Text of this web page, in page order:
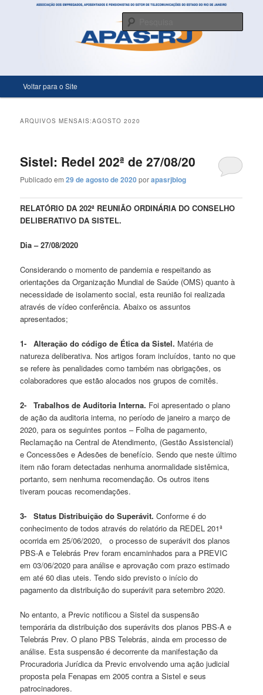
Só mais um site WordPress
Pular para o conteúdo principal
Pular para o conteúdo secundário
Voltar para o Site
ARQUIVOS MENSAIS:AGOSTO 2020
Sistel: Redel 202ª de 27/08/20
Publicado em29 de agosto de 2020porapasrjblog
RELATÓRIO DA 202ª REUNIÃO ORDINÁRIA DO CONSELHO
DELIBERATIVO DA SISTEL.
Dia – 27/08/2020
Considerando o momento de pandemia e respeitando as
orientações da Organização Mundial de Saúde (OMS) quanto à
necessidade de isolamento social, esta reunião foi realizada
através de vídeo conferência. Abaixo os assuntos
apresentados;
1-Alteração do código de Ética da Sistel. Matéria de
natureza deliberativa. Nos artigos foram incluídos, tanto no que
se refere às penalidades como também nas obrigações, os
colaboradores que estão alocados nos grupos de comitês.
2-Trabalhos de Auditoria Interna. Foi apresentado o plano
de ação da auditoria interna, no período de janeiro a março de
2020, para os seguintes pontos – Folha de pagamento,
Reclamação na Central de Atendimento, (Gestão Assistencial)
e Concessões e Adesões de benefício. Sendo que neste último
item não foram detectadas nenhuma anormalidade sistêmica,
portanto, sem nenhuma recomendação. Os outros itens
tiveram poucas recomendações.
3-Status Distribuição do Superávit.Conforme é do
conhecimento de todos através do relatório da REDEL 201ª
ocorrida em 25/06/2020, o processo de superávit dos planos
PBS-A e Telebrás Prev foram encaminhados para a PREVIC
em 03/06/2020 para análise e aprovação com prazo estimado
em até 60 dias uteis. Tendo sido previsto o início do
pagamento da distribuição do superávit para setembro 2020.
No entanto, a Previc notificou a Sistel da suspensão
temporária da distribuição dos superávits dos planos PBS-A e
Telebrás Prev. O plano PBS Telebrás, ainda em processo de
análise. Esta suspensão é decorrente da manifestação da
Procuradoria Jurídica da Previc envolvendo uma ação judicial
proposta pela Fenapas em 2005 contra a Sistel e seus
patrocinadores.